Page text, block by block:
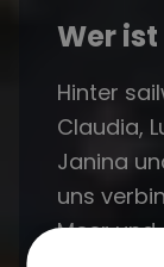
Wer
Hinter
Claudia,
Janina
uns
Meer